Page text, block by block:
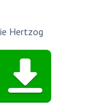
Hertzog